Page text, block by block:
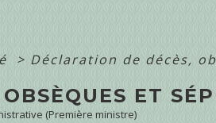
> Déclaration de décès,
ET
(Première ministre)